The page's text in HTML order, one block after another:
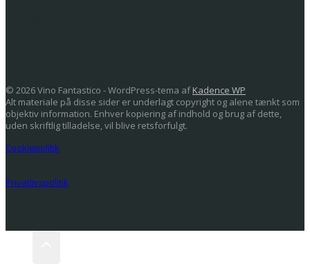
© 2026 Vino Fantastico - WordPress-tema afKadence WP
Alt materiale på disse sider er underlagt copyright og alene tænkt som
objektiv information. Enhver kopiering af indhold og brug af dette,
uden skriftlig tilladelse, vil blive retsforfulgt.
Cookiepolitik
Privatlivspolitik